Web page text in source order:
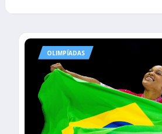
OLIMPÍADAS